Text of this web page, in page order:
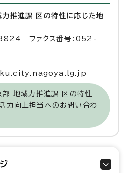
推進課 区の特性に応じた地
ファクス番号：052-
部 地域力推進課 区の特性
力向上担当へのお問い合わ